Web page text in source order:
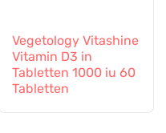
Vegetology Vitashine
Vitamin D3 in
Tabletten 1000 iu 60
Tabletten